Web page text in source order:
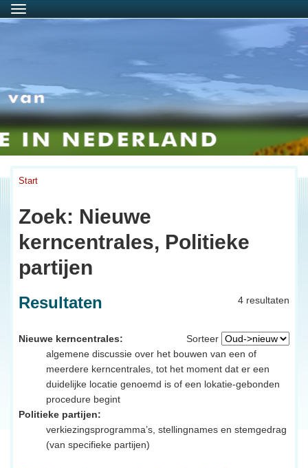
Menu
Start
Zoek: Nieuwe
kerncentrales, Politieke
partijen
4 resultaten
Resultaten
Sorteer
Nieuwe kerncentrales:
algemene discussie over het bouwen van een of
meerdere kerncentrales, tot het moment dat er een
duidelijke locatie genoemd is of een lokatie-gebonden
procedure begint
Politieke partijen:
verkiezingsprogramma’s, stellingnames en stemgedrag
(van specifieke partijen)